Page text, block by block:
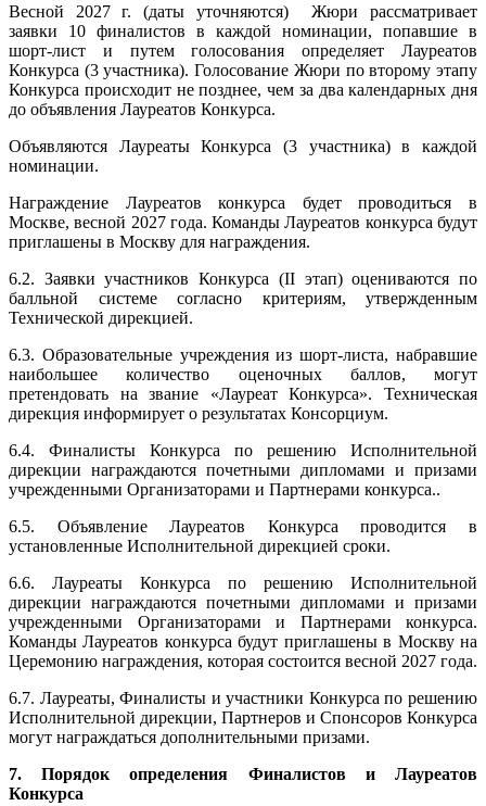
Весной 2027 г. (даты уточняются)Жюри рассматривает
заявки 10 финалистов в каждой номинации, попавшие в
шорт-лист и путем голосования определяет Лауреатов
Конкурса (3 участника). Голосование Жюри по второму этапу
Конкурса происходит не позднее, чем за два календарных дня
до объявления Лауреатов Конкурса.
Объявляются Лауреаты Конкурса (3 участника) в каждой
номинации.
Награждение Лауреатов конкурса будет проводиться в
Москве, весной 2027 года. Команды Лауреатов конкурса будут
приглашены в Москву для награждения.
6.2. Заявки участников Конкурса (II этап) оцениваются по
балльной системе согласно критериям, утвержденным
Технической дирекцией.
6.3. Образовательные учреждения из шорт-листа, набравшие
наибольшее количество оценочных баллов, могут
претендовать на звание «Лауреат Конкурса». Техническая
дирекция информирует о результатах Консорциум.
6.4. Финалисты Конкурса по решению Исполнительной
дирекции награждаются почетными дипломами и призами
учрежденными Организаторами и Партнерами конкурса..
6.5. Объявление Лауреатов Конкурса проводится в
установленные Исполнительной дирекцией сроки.
6.6. Лауреаты Конкурса по решению Исполнительной
дирекции награждаются почетными дипломами и призами
учрежденными Организаторами и Партнерами конкурса.
Команды Лауреатов конкурса будут приглашены в Москву на
Церемонию награждения, которая состоится весной 2027 года.
6.7. Лауреаты, Финалисты и участники Конкурса по решению
Исполнительной дирекции, Партнеров и Спонсоров Конкурса
могут награждаться дополнительными призами.
7. Порядок определения Финалистов и Лауреатов
Конкурса